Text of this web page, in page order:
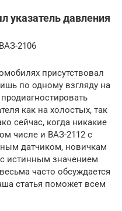
указатель давления
2106
присутствовал
по одному взгляду на
как на холостых, так
сейчас, когда никакие
числе и ВАЗ-2112 с
датчиком, новичкам
истинным значением
часто обсуждается
статья поможет всем